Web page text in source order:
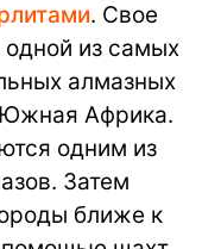
. Свое
одной из самых
алмазных
Африка.
одним из
Затем
ближе к